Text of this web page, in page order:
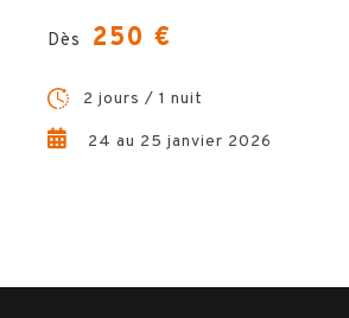
Dès 250 €
2 jours / 1 nuit
24 au 25 janvier 2026